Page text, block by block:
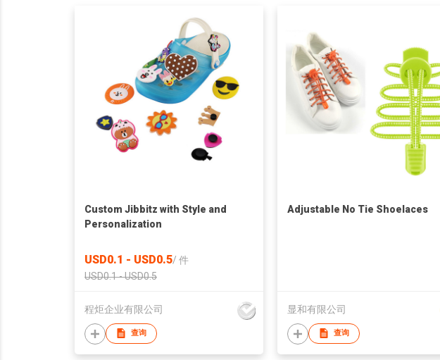
Custom Jibbitz with Style and
Personalization
USD0.1 - USD0.5/ 件
USD0.1 - USD0.5
程炬企业有限公司
查询
Adjustable No Tie Shoelaces
显和有限公司
查询